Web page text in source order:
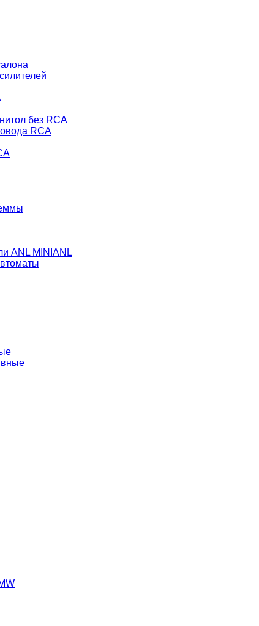
без RCA
RCA
ANL MINIANL